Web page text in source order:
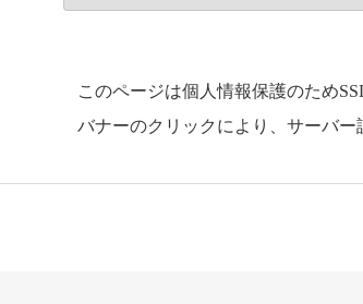
このページは個人情報保護のため
バナーのクリックにより、サーバー